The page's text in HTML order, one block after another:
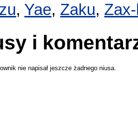
, Yae, Zaku,
i
nie napisał jeszcze żadnego niusa.